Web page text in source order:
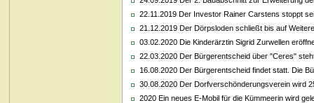
22.11.2019 Der Investor Rainer Carstens stoppt
21.12.2019 Der Dörpsloden schließt bis auf
03.02.2020 Die Kinderärztin Sigrid Zurwellen
22.03.2020 Der Bürgerentscheid über "Ceres"
16.08.2020 Der Bürgerentscheid findet statt. Die
30.08.2020 Der Dorfverschönderungsverein wird
2020 Ein neues E-Mobil für die Kümmeerin wird